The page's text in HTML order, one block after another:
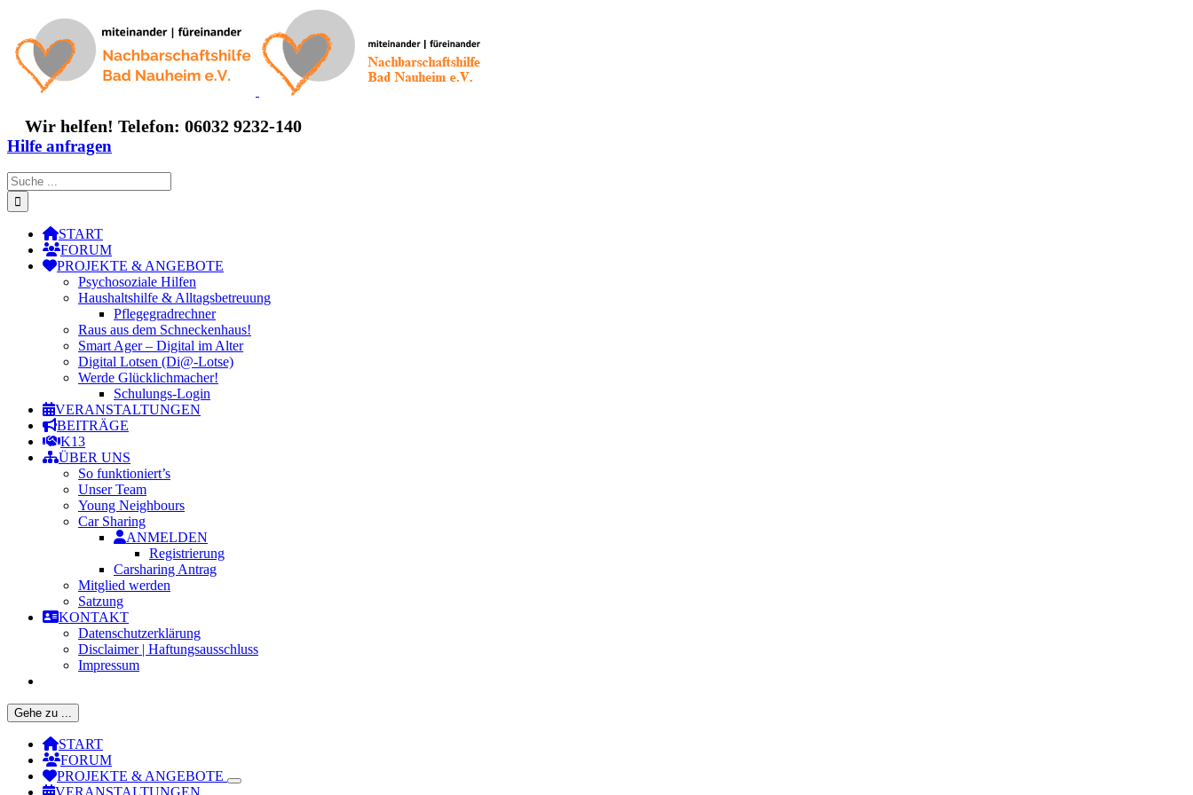
springen
Wir helfen! Telefon: 06032 9232-140
Hilfe anfragen
Suche
nach:
START
FORUM
PROJEKTE & ANGEBOTE
Psychosoziale Hilfen
Haushaltshilfe & Alltagsbetreuung
Pflegegradrechner
Raus aus dem Schneckenhaus!
Smart Ager – Digital im Alter
Digital Lotsen (Di@-Lotse)
Werde Glücklichmacher!
Schulungs-Login
VERANSTALTUNGEN
BEITRÄGE
K13
ÜBER UNS
So funktioniert’s
Unser Team
Young Neighbours
Car Sharing
ANMELDEN
Registrierung
Carsharing Antrag
Mitglied werden
Satzung
KONTAKT
Datenschutzerklärung
Disclaimer | Haftungsausschluss
Impressum
Gehe zu ...
START
FORUM
PROJEKTE & ANGEBOTE